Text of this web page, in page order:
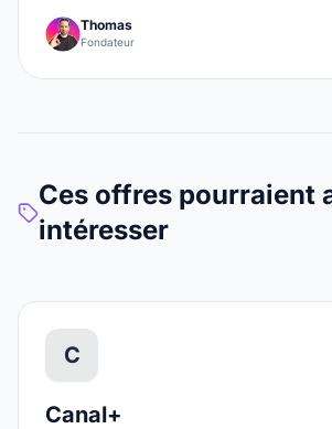
Thomas
Fondateur
Ces offres pourraient
intéresser
C
Canal+